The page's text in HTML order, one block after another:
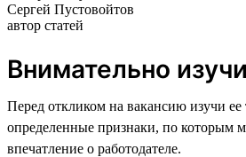
Сергей Пустовойтов
автор статей
Внимательно
Перед откликом на вакансию изучи ее
определенные признаки, по которым
впечатление о работодателе.